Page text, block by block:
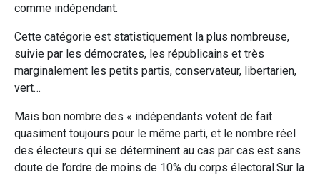
comme indépendant.
Cette catégorie est statistiquement la plus nombreuse,
suivie par les démocrates, les républicains et très
marginalement les petits partis, conservateur, libertarien,
vert…
Mais bon nombre des « indépendants votent de fait
quasiment toujours pour le même parti, et le nombre réel
des électeurs qui se déterminent au cas par cas est sans
doute de l’ordre de moins de 10% du corps électoral.Sur la